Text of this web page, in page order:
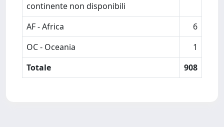
continente non disponibili
AF - Africa
6
OC - Oceania
1
Totale
908